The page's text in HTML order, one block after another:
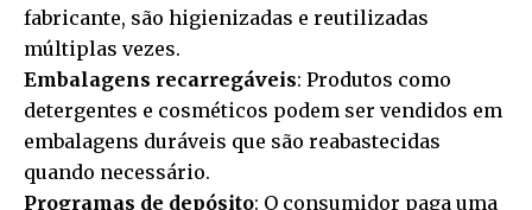
fabricante, são higienizadas e reutilizadas
múltiplas vezes.
Embalagens recarregáveis: Produtos como
detergentes e cosméticos podem ser vendidos em
embalagens duráveis que são reabastecidas
quando necessário.
Programas de depósito: O consumidor paga uma